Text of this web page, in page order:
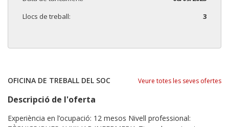
Llocs de treball:
3
OFICINA DE TREBALL DEL SOC Veure totes les seves ofertes
Descripció de l'oferta
Experiència en l’ocupació: 12 mesos Nivell professional: